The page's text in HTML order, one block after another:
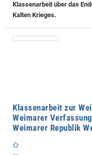
Klassenarbeit über das
Kalten Krieges.
Klassenarbeit zur
Weimarer
Weimarer Republik